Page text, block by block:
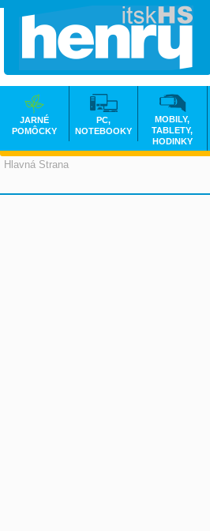
Hlavná Strana
JARNÉ
POMÔCKY
PC,
NOTEBOOKY
MOBILY,
TABLETY,
HODINKY